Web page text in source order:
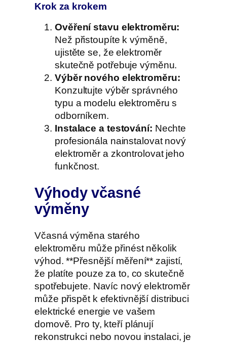
Krok za krokem
Ověření stavu elektroměru:
Než přistoupíte k výměně,
ujistěte se, že elektroměr
skutečně potřebuje výměnu.
Výběr nového elektroměru:
Konzultujte výběr správného
typu a modelu elektroměru s
odborníkem.
Instalace a testování: Nechte
profesionála nainstalovat nový
elektroměr a zkontrolovat jeho
funkčnost.
Výhody včasné
výměny
Včasná výměna starého
elektroměru může přinést několik
výhod. **Přesnější měření** zajistí,
že platíte pouze za to, co skutečně
spotřebujete. Navíc nový elektroměr
může přispět k efektivnější distribuci
elektrické energie ve vašem
domově. Pro ty, kteří plánují
rekonstrukci nebo novou instalaci, je